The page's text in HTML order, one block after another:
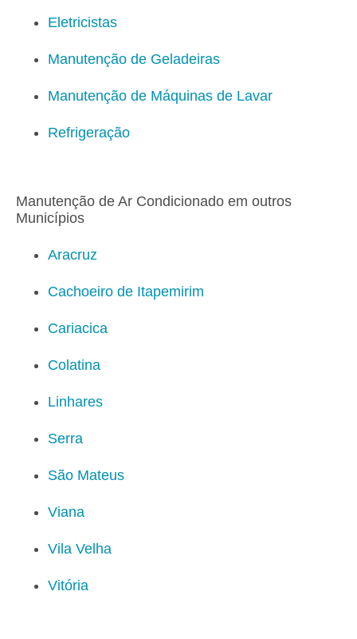
Eletricistas
Manutenção de Geladeiras
Manutenção de Máquinas de Lavar
Refrigeração
Manutenção de Ar Condicionado em outros
Municípios
Aracruz
Cachoeiro de Itapemirim
Cariacica
Colatina
Linhares
Serra
São Mateus
Viana
Vila Velha
Vitória